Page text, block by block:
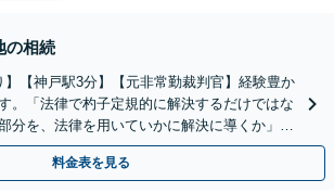
の相続
】【神戸駅3分】【元非常勤裁判官】経験豊か
。「法律で杓子定規的に解決するだけではな
分を、法律を用いていかに解決に導くか」を
・夜間対応可】
料金表を見る